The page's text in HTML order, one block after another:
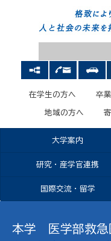
在学生の方へ 卒
地域の方へ
大学案内
研究・産学官連携
国際交流・留学
本学 医学部救急